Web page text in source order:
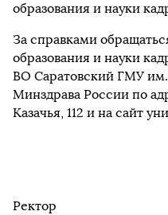
образования и науки
За справками
образования и науки
ВО Саратовский ГМУ им.
Минздрава России по
Казачья, 112 и на сайт